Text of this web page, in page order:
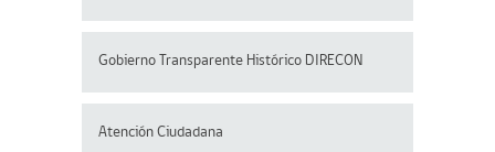
Gobierno Transparente Histórico DIRECON
Atención Ciudadana